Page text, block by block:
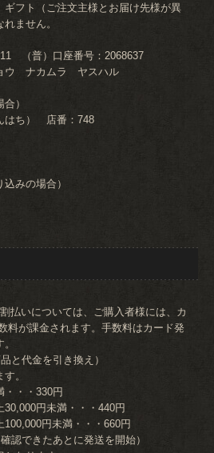
フト（ご注文主様とお届け先様が異
ません。
（普）口座番号：2068637
ウ ナカムラ ヤスハル
）
はち） 店番：748
みの場合）
払いについては、ご購入者様には、カ
料が課金されます。手数料はカード発
と代金を引き換え）
。
・・330円
円未満・・・440円
円未満・・・660円
認できたあとに発送を開始）